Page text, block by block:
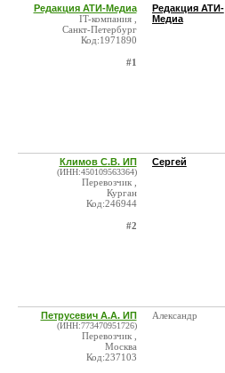
Редакция АТИ-Медиа
IT-компания ,
Санкт-Петербург
Код:1971890
#1
Редакция АТИ-
Медиа
Климов С.В. ИП
(ИНН:450109563364)
Перевозчик ,
Курган
Код:246944
#2
Сергей
Петрусевич А.А. ИП
(ИНН:773470951726)
Перевозчик ,
Москва
Код:237103
Александр